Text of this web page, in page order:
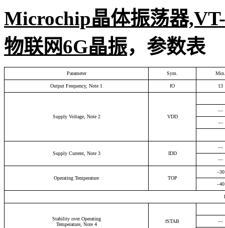
Microchip晶体振荡器
物联网6G晶振，参数表
Parameter Sym. Min.
Output Frequency, Note 1 fO 13
Supply Voltage, Note 2 VDD
—
—
Supply Current, Note 3 IDD
—
—
Operating Temperature TOP
–30
–40
Stability over Operating
Temperature, Note 4
fSTAB —